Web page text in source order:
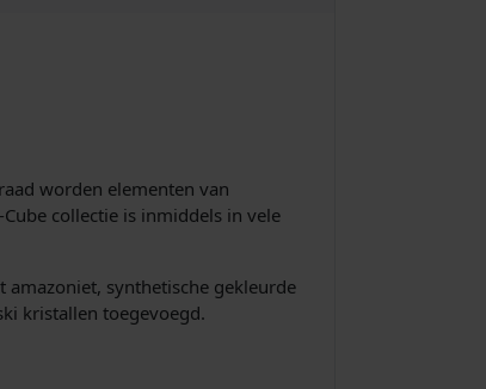
worden elementen van
collectie is inmiddels in vele
synthetische gekleurde
kristallen toegevoegd.